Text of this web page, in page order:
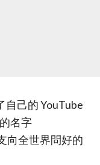
自己的 YouTube
名字
向全世界問好的